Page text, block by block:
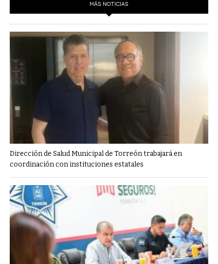
MÁS NOTICIAS
Dirección de Salud Municipal de Torreón trabajará en
coordinación con instituciones estatales